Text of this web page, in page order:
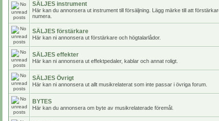
SÄLJES instrument
Här kan du annonsera ut instrument till försäljning. Lägg märke till att
numera.
SÄLJES förstärkare
Här kan ni annonsera ut förstärkare och högtalarlådor.
SÄLJES effekter
Här kan ni annonsera ut effektpedaler, kablar och annat roligt.
SÄLJES Övrigt
Här kan ni annonsera ut allt musikrelaterat som inte passar i övriga forum.
BYTES
Här kan du annonsera om byte av musikrelaterade föremål.